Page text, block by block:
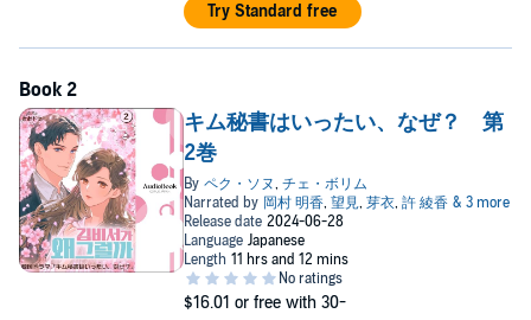
Try Standard free
キム秘書はいったい、なぜ？ 第
2巻
$16.01 or free with 30-